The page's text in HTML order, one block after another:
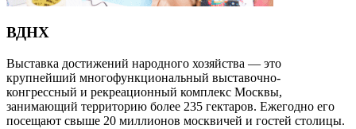
ВДНХ
Выставка достижений народного хозяйства — это
крупнейший многофункциональный выставочно-
конгрессный и рекреационный комплекс Москвы,
занимающий территорию более 235 гектаров. Ежегодно его
посещают свыше 20 миллионов москвичей и гостей столицы.